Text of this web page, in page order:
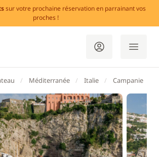
sur votre prochaine réservation en parrainant vos
proches !
Méditerranée Italie Campanie